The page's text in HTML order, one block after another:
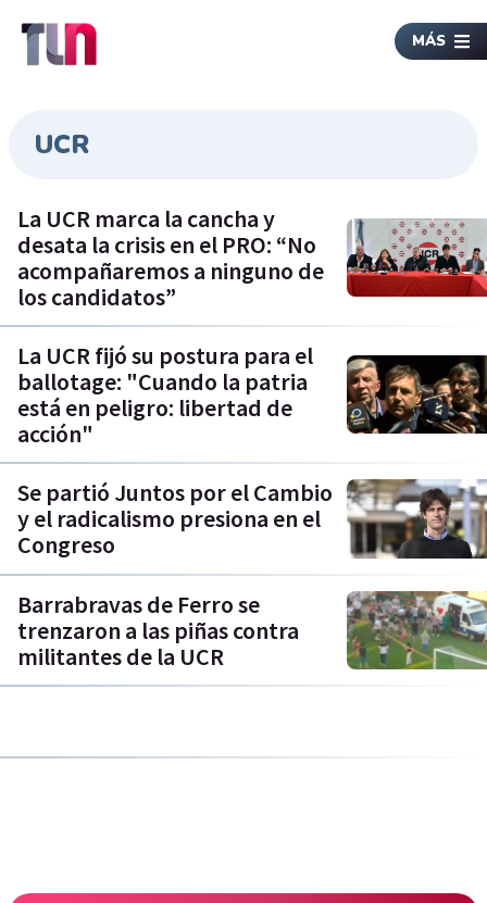
MÁS
UCR
La UCR marca la cancha y
desata la crisis en el PRO: “No
acompañaremos a ninguno de
los candidatos”
La UCR fijó su postura para el
ballotage: "Cuando la patria
está en peligro: libertad de
acción"
Se partió Juntos por el Cambio
y el radicalismo presiona en el
Congreso
Barrabravas de Ferro se
trenzaron a las piñas contra
militantes de la UCR